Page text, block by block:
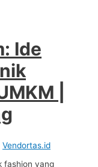
Ide
|
Vendortas.id
fashion yang